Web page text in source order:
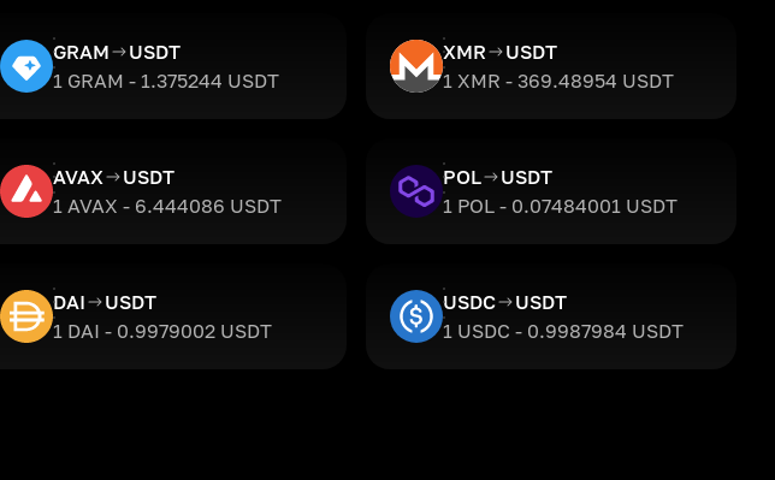
GRAM
USDT
1 GRAM - 1.375244 USDT
XMR
USDT
1 XMR - 369.48954 USDT
AVAX
USDT
1 AVAX - 6.444086 USDT
POL
USDT
1 POL - 0.07484001 USDT
DAI
USDT
1 DAI - 0.9979002 USDT
USDC
USDT
1 USDC - 0.9987984 USDT